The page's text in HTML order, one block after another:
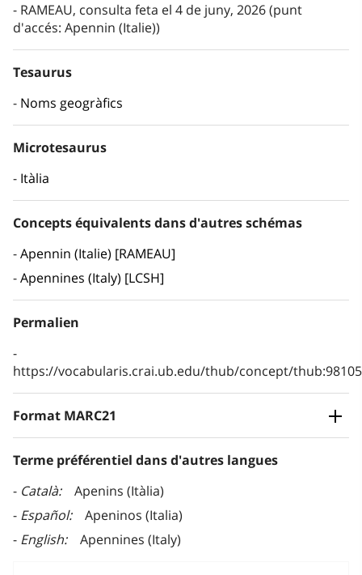
RAMEAU, consulta feta el 4 de juny, 2026 (punt
d'accés: Apennin (Italie))
Tesaurus
Noms geogràfics
Microtesaurus
Itàlia
Concepts équivalents dans d'autres schémas
Apennin (Italie) [RAMEAU]
Apennines (Italy) [LCSH]
Permalien
https://vocabularis.crai.ub.edu/thub/concept/
Format MARC21
Terme préférentiel dans d'autres langues
Català
Apenins (Itàlia)
Español
Apeninos (Italia)
English
Apennines (Italy)